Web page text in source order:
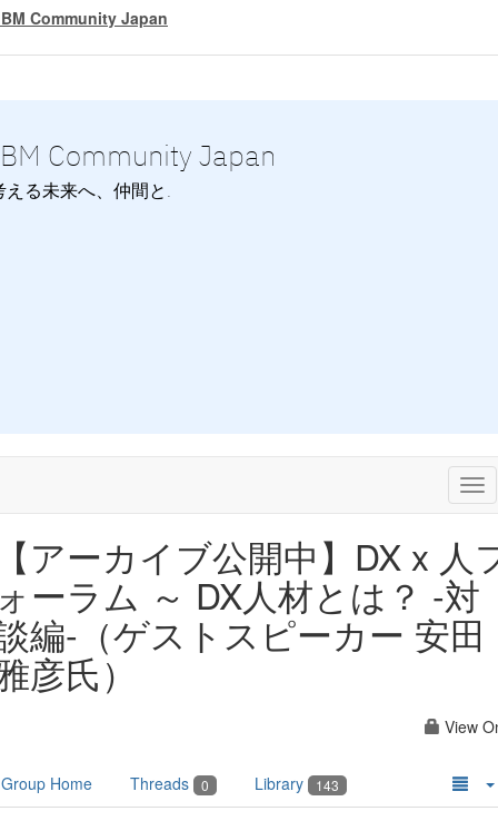
Community Japan
Community Japan
える未来へ、仲間と.
アーカイブ公開中】DX x 人
ーラム ～ DX人材とは？ -対
編-（ゲストスピーカー 安田
彦氏）
View
Group Home Threads 0 Library 143